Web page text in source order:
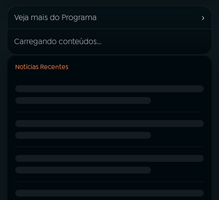
Veja mais do Programa ›
Carregando conteúdos...
Notícias Recentes